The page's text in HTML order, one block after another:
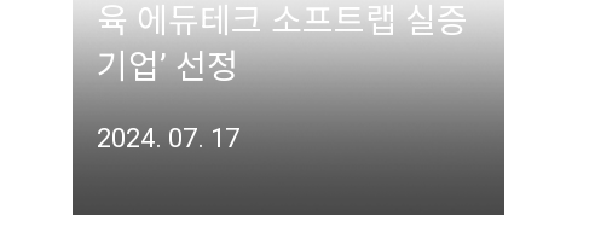
육 에듀테크 소프트랩 실증
기업’ 선정
2024. 07. 17